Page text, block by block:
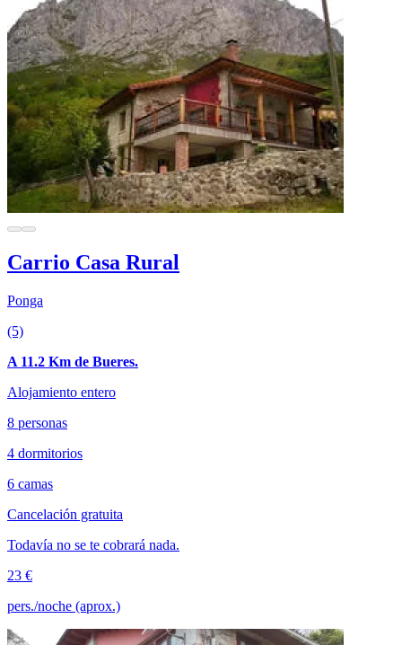
Carrio Casa Rural
Ponga
(5)
A 11.2 Km de Bueres.
Alojamiento entero
8 personas
4 dormitorios
6 camas
Cancelación gratuita
Todavía no se te cobrará nada.
23 €
pers./noche (aprox.)